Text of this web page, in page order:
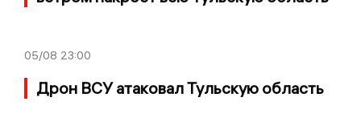
05/08 23:00
Дрон ВСУ атаковал Тульскую область